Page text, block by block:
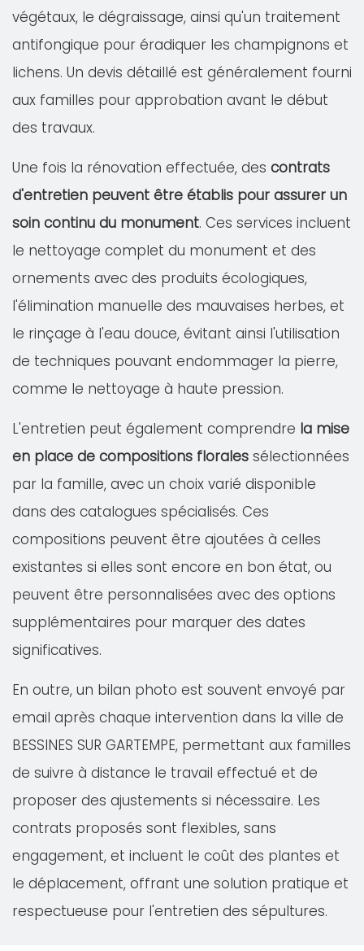
végétaux, le dégraissage, ainsi qu'un traitement
antifongique pour éradiquer les champignons et
lichens. Un devis détaillé est généralement fourni
aux familles pour approbation avant le début
des travaux.
Une fois la rénovation effectuée, des contrats
d'entretien peuvent être établis pour assurer un
soin continu du monument. Ces services incluent
le nettoyage complet du monument et des
ornements avec des produits écologiques,
l'élimination manuelle des mauvaises herbes, et
le rinçage à l'eau douce, évitant ainsi l'utilisation
de techniques pouvant endommager la pierre,
comme le nettoyage à haute pression.
L'entretien peut également comprendre la mise
en place de compositions florales sélectionnées
par la famille, avec un choix varié disponible
dans des catalogues spécialisés. Ces
compositions peuvent être ajoutées à celles
existantes si elles sont encore en bon état, ou
peuvent être personnalisées avec des options
supplémentaires pour marquer des dates
significatives.
En outre, un bilan photo est souvent envoyé par
email après chaque intervention dans la ville de
BESSINES SUR GARTEMPE, permettant aux familles
de suivre à distance le travail effectué et de
proposer des ajustements si nécessaire. Les
contrats proposés sont flexibles, sans
engagement, et incluent le coût des plantes et
le déplacement, offrant une solution pratique et
respectueuse pour l'entretien des sépultures.